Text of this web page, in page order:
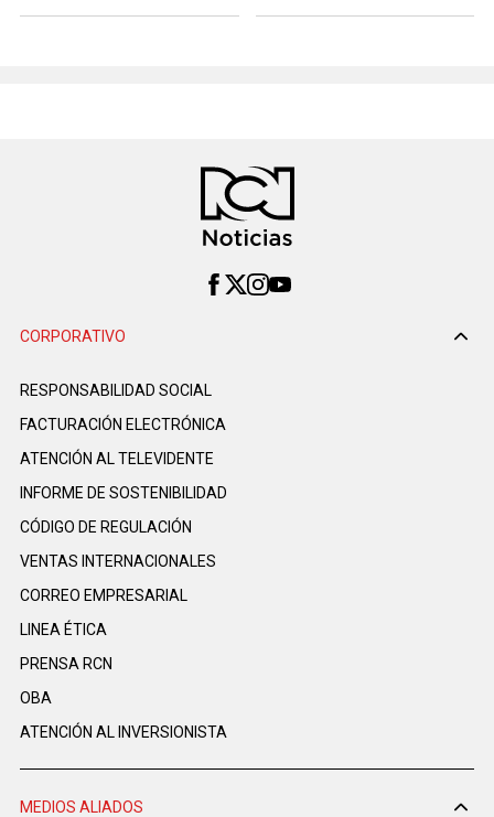
CORPORATIVO
RESPONSABILIDAD SOCIAL
FACTURACIÓN ELECTRÓNICA
ATENCIÓN AL TELEVIDENTE
INFORME DE SOSTENIBILIDAD
CÓDIGO DE REGULACIÓN
VENTAS INTERNACIONALES
CORREO EMPRESARIAL
LINEA ÉTICA
PRENSA RCN
OBA
ATENCIÓN AL INVERSIONISTA
MEDIOS ALIADOS